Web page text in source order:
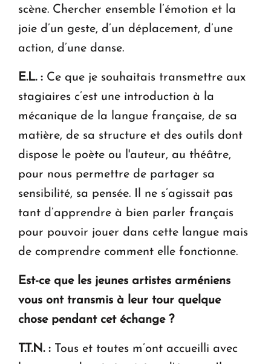
scène. Chercher ensemble l’émotion et la
joie d’un geste, d’un déplacement, d’une
action, d’une danse.
E.L. : Ce que je souhaitais transmettre aux
stagiaires c’est une introduction à la
mécanique de la langue française, de sa
matière, de sa structure et des outils dont
dispose le poète ou l'auteur, au théâtre,
pour nous permettre de partager sa
sensibilité, sa pensée. Il ne s’agissait pas
tant d’apprendre à bien parler français
pour pouvoir jouer dans cette langue mais
de comprendre comment elle fonctionne.
Est-ce que les jeunes artistes arméniens
vous ont transmis à leur tour quelque
chose pendant cet échange ?
T.T.N. : Tous et toutes m’ont accueilli avec